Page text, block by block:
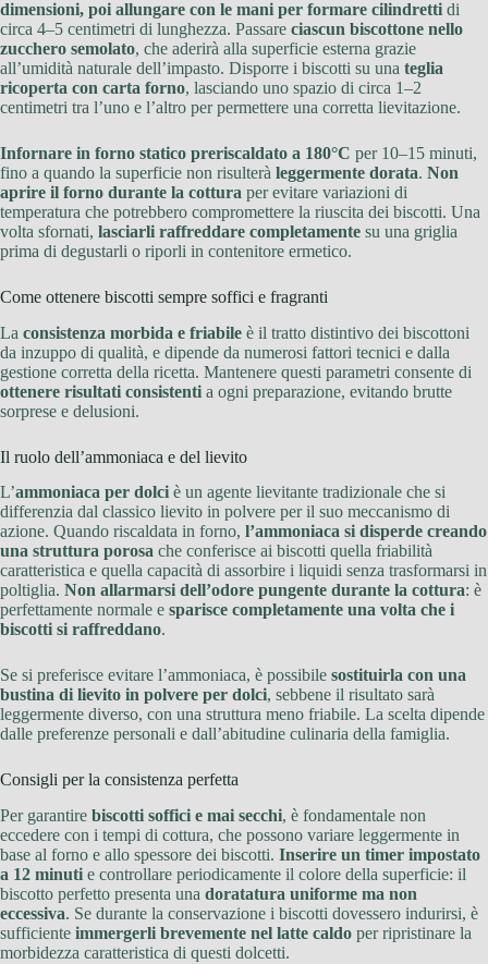
dimensioni, poi allungare con le mani per formare cilindretti di
circa 4–5 centimetri di lunghezza. Passare ciascun biscottone nello
zucchero semolato, che aderirà alla superficie esterna grazie
all’umidità naturale dell’impasto. Disporre i biscotti su una teglia
ricoperta con carta forno, lasciando uno spazio di circa 1–2
centimetri tra l’uno e l’altro per permettere una corretta lievitazione.
Infornare in forno statico preriscaldato a 180°C per 10–15 minuti,
fino a quando la superficie non risulterà leggermente dorata. Non
aprire il forno durante la cottura per evitare variazioni di
temperatura che potrebbero compromettere la riuscita dei biscotti. Una
volta sfornati, lasciarli raffreddare completamente su una griglia
prima di degustarli o riporli in contenitore ermetico.
Come ottenere biscotti sempre soffici e fragranti
La consistenza morbida e friabile è il tratto distintivo dei biscottoni
da inzuppo di qualità, e dipende da numerosi fattori tecnici e dalla
gestione corretta della ricetta. Mantenere questi parametri consente di
ottenere risultati consistenti a ogni preparazione, evitando brutte
sorprese e delusioni.
Il ruolo dell’ammoniaca e del lievito
L’ammoniaca per dolci è un agente lievitante tradizionale che si
differenzia dal classico lievito in polvere per il suo meccanismo di
azione. Quando riscaldata in forno, l’ammoniaca si disperde creando
una struttura porosa che conferisce ai biscotti quella friabilità
caratteristica e quella capacità di assorbire i liquidi senza trasformarsi in
poltiglia. Non allarmarsi dell’odore pungente durante la cottura: è
perfettamente normale e sparisce completamente una volta che i
biscotti si raffreddano.
Se si preferisce evitare l’ammoniaca, è possibile sostituirla con una
bustina di lievito in polvere per dolci, sebbene il risultato sarà
leggermente diverso, con una struttura meno friabile. La scelta dipende
dalle preferenze personali e dall’abitudine culinaria della famiglia.
Consigli per la consistenza perfetta
Per garantire biscotti soffici e mai secchi, è fondamentale non
eccedere con i tempi di cottura, che possono variare leggermente in
base al forno e allo spessore dei biscotti. Inserire un timer impostato
a 12 minuti e controllare periodicamente il colore della superficie: il
biscotto perfetto presenta una doratatura uniforme ma non
eccessiva. Se durante la conservazione i biscotti dovessero indurirsi, è
sufficiente immergerli brevemente nel latte caldo per ripristinare la
morbidezza caratteristica di questi dolcetti.